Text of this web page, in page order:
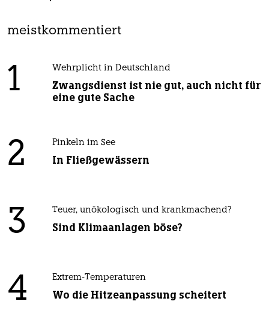
meistkommentiert
1 Wehrplicht in Deutschland
Zwangsdienst ist nie gut, auch nicht für
eine gute Sache
2 Pinkeln im See
In Fließgewässern
3 Teuer, unökologisch und krankmachend?
Sind Klimaanlagen böse?
4 Extrem-Temperaturen
Wo die Hitzeanpassung scheitert